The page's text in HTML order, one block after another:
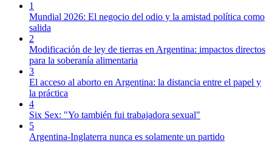
1
Mundial 2026: El negocio del odio y la amistad política como
salida
2
Modificación de ley de tierras en Argentina: impactos directos
para la soberanía alimentaria
3
El acceso al aborto en Argentina: la distancia entre el papel y
la práctica
4
Six Sex: "Yo también fui trabajadora sexual"
5
Argentina-Inglaterra nunca es solamente un partido